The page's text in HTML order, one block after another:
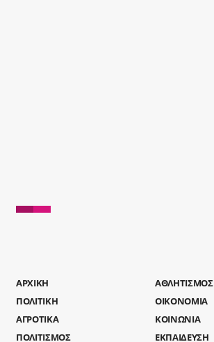
AΡΧΙΚΗ
ΑΘΛΗΤΙΣΜΟΣ
ΠΟΛΙΤΙΚΗ
ΟΙΚΟΝΟΜΙΑ
ΑΓΡΟΤΙΚΑ
ΚΟΙΝΩΝΙΑ
ΠΟΛΙΤΙΣΜΟΣ
ΕΚΠΑΙΔΕΥΣΗ